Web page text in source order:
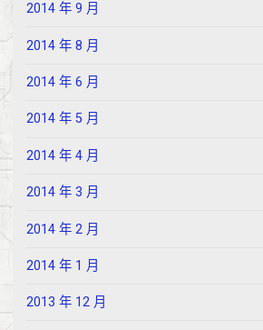
2014 年 9 月
2014 年 8 月
2014 年 6 月
2014 年 5 月
2014 年 4 月
2014 年 3 月
2014 年 2 月
2014 年 1 月
2013 年 12 月